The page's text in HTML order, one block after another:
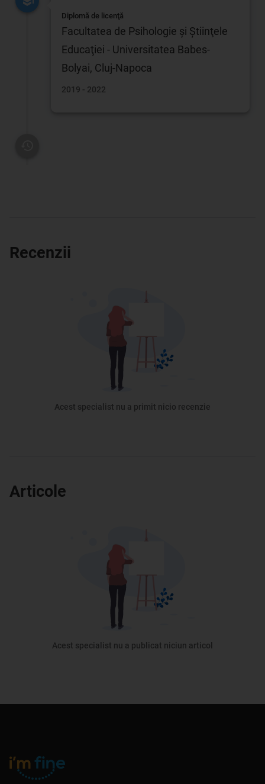
Diplomă de licenţă
Facultatea de Psihologie şi Ştiinţele
Educaţiei - Universitatea Babes-
Bolyai, Cluj-Napoca
2019 - 2022
Recenzii
Acest specialist nu a primit nicio recenzie
Articole
Acest specialist nu a publicat niciun articol